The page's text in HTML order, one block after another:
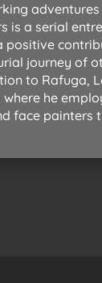
adventures
is a serial
positive
journey of
to Rafuga,
he
face painters